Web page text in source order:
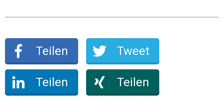
Teilen Tweet
Teilen Teilen